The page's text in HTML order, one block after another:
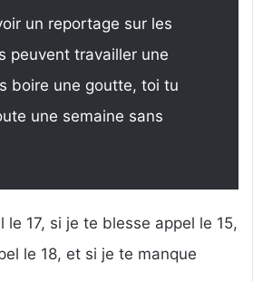
un reportage sur les
peuvent travailler une
boire une goutte, toi tu
une semaine sans
le 17, si je te blesse appel le 15,
le 18, et si je te manque